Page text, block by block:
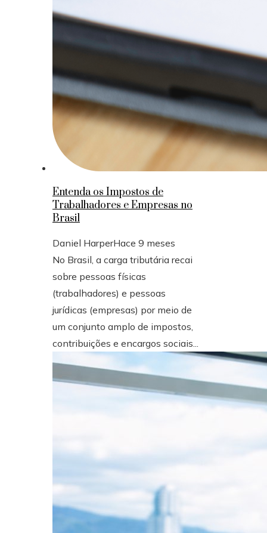
Entenda os Impostos de
Trabalhadores e Empresas no
Brasil
Daniel HarperHace 9 meses
No Brasil, a carga tributária recai
sobre pessoas físicas
(trabalhadores) e pessoas
jurídicas (empresas) por meio de
um conjunto amplo de impostos,
contribuições e encargos sociais...